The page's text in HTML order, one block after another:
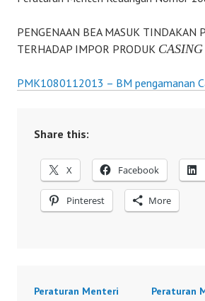
PENGENAAN BEA MASUK TINDAKAN
TERHADAP IMPOR PRODUK CASING
PMK1080112013 – BM pengamanan
Share this:
X Facebook
Pinterest More
Peraturan Menteri
Peraturan